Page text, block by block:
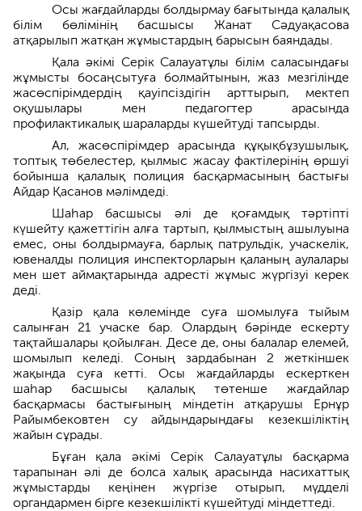
Осы жағдайларды болдырмау бағытында қалалық
білім бөлімінің басшысы Жанат Сәдуақасова
атқарылып жатқан жұмыстардың барысын баяндады.
Қала әкімі Серік Салауатұлы білім саласындағы
жұмысты босаңсытуға болмайтынын, жаз мезгілінде
жасөспірімдердің қауіпсіздігін арттырып, мектеп
оқушылары мен педагогтер арасында
профилактикалық шараларды күшейтуді тапсырды.
Ал, жасөспірімдер арасында құқықбұзушылық,
топтық төбелестер, қылмыс жасау фактілерінің өршуі
бойынша қалалық полиция басқармасының бастығы
Айдар Қасанов мәлімдеді.
Шаһар басшысы әлі де қоғамдық тәртіпті
күшейту қажеттігін алға тартып, қылмыстың ашылуына
емес, оны болдырмауға, барлық патрульдік, учаскелік,
ювеналды полиция инспекторларын қаланың аулалары
мен шет аймақтарында адресті жұмыс жүргізуі керек
деді.
Қазір қала көлемінде суға шомылуға тыйым
салынған 21 учаске бар. Олардың бәрінде ескерту
тақтайшалары қойылған. Десе де, оны балалар елемей,
шомылып келеді. Соның зардабынан 2 жеткіншек
жақында суға кетті. Осы жағдайларды ескерткен
шаһар басшысы қалалық төтенше жағдайлар
басқармасы бастығының міндетін атқарушы Ернұр
Райымбековтен су айдындарындағы кезекшіліктің
жайын сұрады.
Бұған қала әкімі Серік Салауатұлы басқарма
тарапынан әлі де болса халық арасында насихаттық
жұмыстарды кеңінен жүргізе отырып, мүдделі
органдармен бірге кезекшілікті күшейтуді міндеттеді.